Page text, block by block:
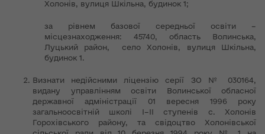
Холонів, вулиця Шкільна, будинок 1;
за рівнем базової середньої освіти –
місцезнаходження: 45740, область Волинська,
Луцький район, село Холонів, вулиця Шкільна,
будинок 1.
Визнати недійсними ліцензію серії ЗО № 030164,
видану управлінням освіти Волинської обласної
державної адміністрації 01 вересня 1996 року
загальноосвітній школі І–ІІ ступенів с. Холонів
Горохівського району, та свідоцтво Холонівської